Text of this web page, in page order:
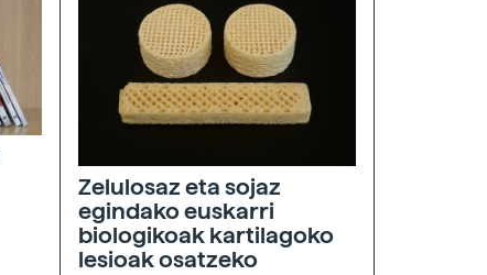
Zelulosaz eta sojaz
egindako euskarri
biologikoak kartilagoko
lesioak osatzeko